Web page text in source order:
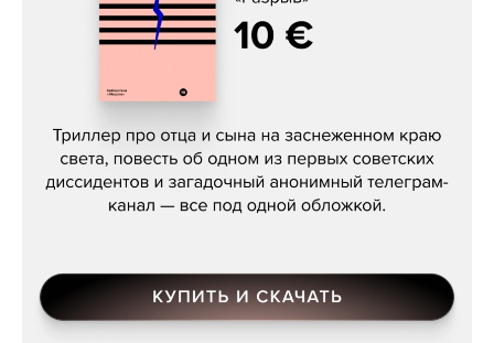
Даниил Туровский, «Разрыв»